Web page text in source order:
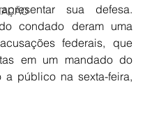
sua defesa.
condado deram uma
federais, que
em um mandado do
a público na sexta-feira,